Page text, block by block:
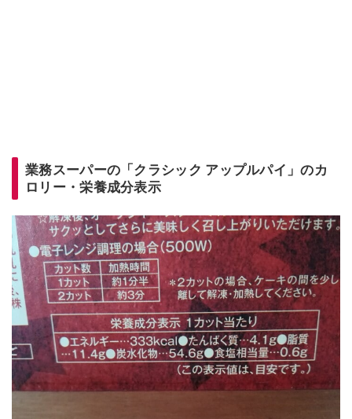
業務スーパーの「クラシック アップルパイ」のカ
ロリー・栄養成分表示